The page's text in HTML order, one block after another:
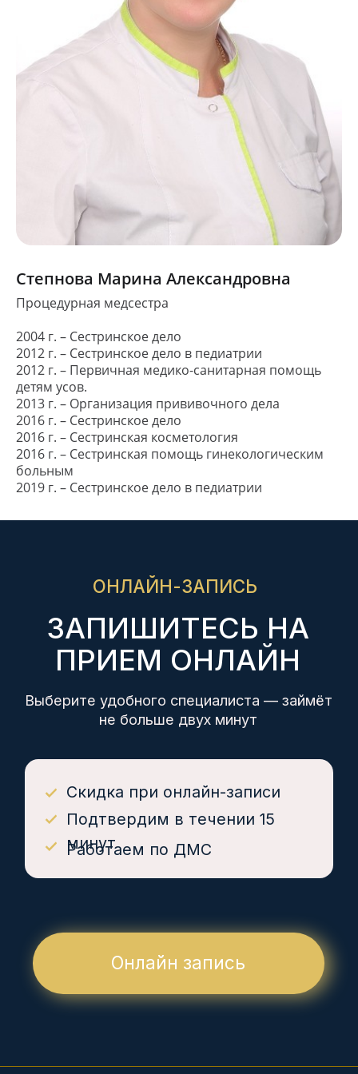
Степнова Марина Александровна
Процедурная медсестра
2004 г. – Сестринское дело
2012 г. – Сестринское дело в педиатрии
2012 г. – Первичная медико-санитарная помощь
детям усов.
2013 г. – Организация прививочного дела
2016 г. – Сестринское дело
2016 г. – Сестринская косметология
2016 г. – Сестринская помощь гинекологическим
больным
2019 г. – Сестринское дело в педиатрии
ЗАПИШИТЕСЬ НА
ПРИЕМ ОНЛАЙН
Выберите удобного специалиста — займёт
не больше двух минут
Онлайн запись
Подтвердим в течении 15
Скидка при онлайн-записи
MAX Telegram
+7 8617 77-99-77
Пн - пт 7:30 - 20:00, сб, вс 7:30 - 18:00
медицинские центры
ЗДОРОВЬЕ НАЦИИ
Советов, 40
НАШИ ЦЕНТРЫ